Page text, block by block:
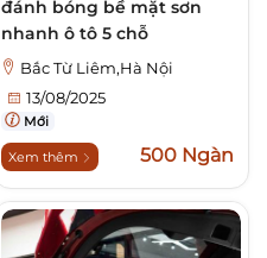
đánh bóng bề mặt sơn
nhanh ô tô 5 chỗ
Bắc Từ Liêm,Hà Nội
13/08/2025
Mới
Xem thêm 500 Ngàn